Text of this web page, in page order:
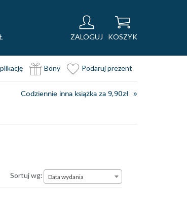
ZALOGUJ KOSZYK
Bony Podaruj prezent
Codziennie inna książka za 9,90zł
Sortuj wg:Data wydania
Data wydania